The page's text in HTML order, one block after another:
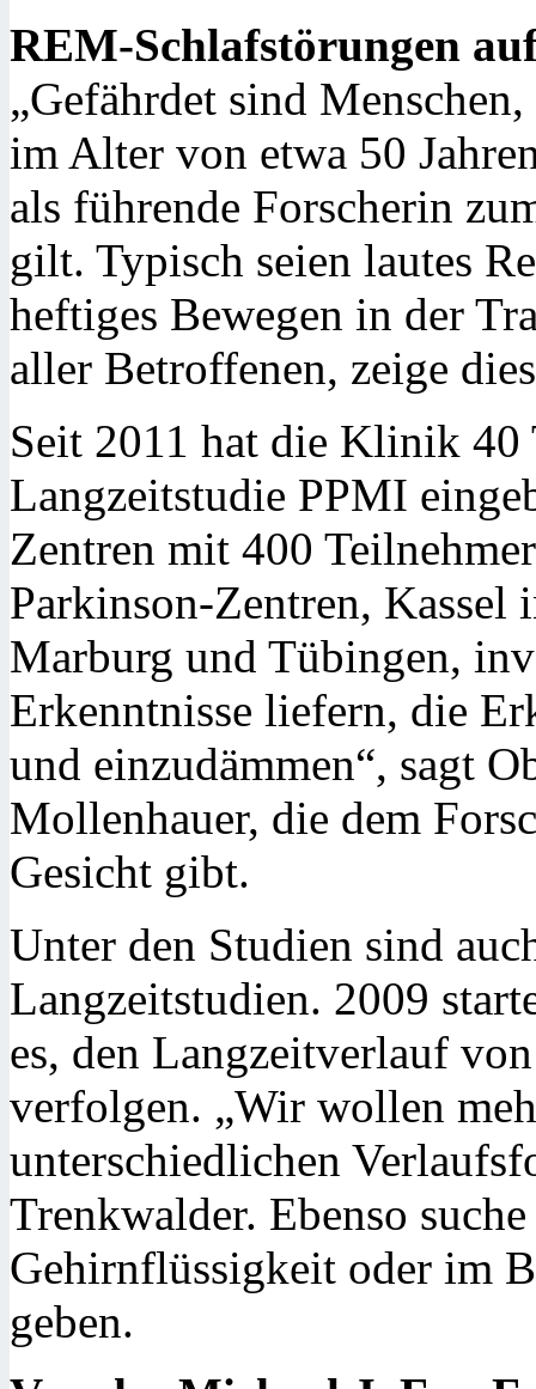
REM-Schlafstörungen
„Gefährdet sind
im Alter von etwa 50
als führende Forscherin
gilt. Typisch seien lautes
heftiges Bewegen in der
aller Betroffenen, zeige
Seit 2011 hat die Klinik
Langzeitstudie PPMI
Zentren mit 400
Parkinson-Zentren,
Marburg und Tübingen,
Erkenntnisse liefern, die
und einzudämmen“, sagt
Mollenhauer, die dem
Gesicht gibt.
Unter den Studien sind
Langzeitstudien. 2009
es, den Langzeitverlauf
verfolgen. „Wir wollen
unterschiedlichen
Trenkwalder. Ebenso
Gehirnflüssigkeit oder im
geben.